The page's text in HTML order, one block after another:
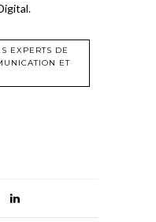
.
EXPERTS DE
ET